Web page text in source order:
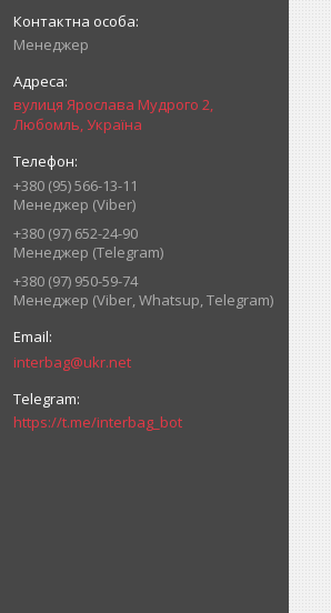
Менеджер
вулиця Ярослава Мудрого 2,
Любомль, Україна
+380 (95) 566-13-11
Менеджер (Viber)
+380 (97) 652-24-90
Менеджер (Telegram)
+380 (97) 950-59-74
Менеджер (Viber, Whatsup, Telegram)
interbag@ukr.net
https://t.me/interbag_bot